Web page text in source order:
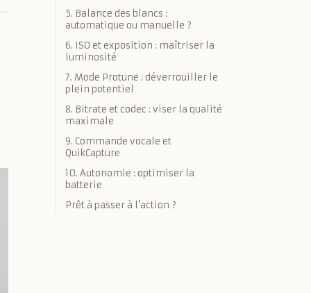
5. Balance des blancs :
automatique ou manuelle ?
6. ISO et exposition : maîtriser la
luminosité
7. Mode Protune : déverrouiller le
plein potentiel
8. Bitrate et codec : viser la qualité
maximale
9. Commande vocale et
QuikCapture
10. Autonomie : optimiser la
batterie
Prêt à passer à l’action ?